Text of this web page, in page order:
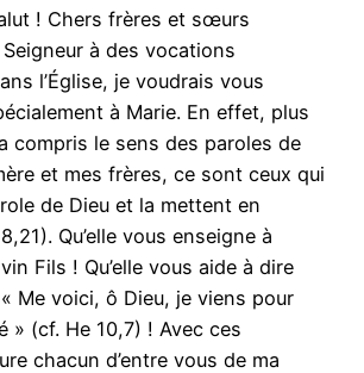
! Chers frères et sœurs
à des vocations
l’Église, je voudrais vous
à Marie. En effet, plus
compris le sens des paroles de
et mes frères, ce sont ceux qui
de Dieu et la mettent en
Qu’elle vous enseigne à
Fils ! Qu’elle vous aide à dire
Me voici, ô Dieu, je viens pour
» (cf. He 10,7) ! Avec ces
chacun d’entre vous de ma